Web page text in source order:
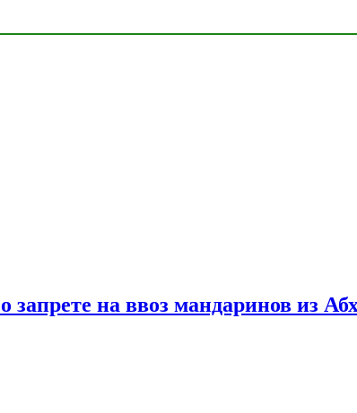
запрете на ввоз мандаринов из